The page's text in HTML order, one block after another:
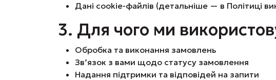
Дані cookie-файлів (детальніше — в Політиці
3. Для чого ми
Обробка та виконання замовлень
Зв’язок з вами щодо статусу замовлення
Надання підтримки та відповідей на запити